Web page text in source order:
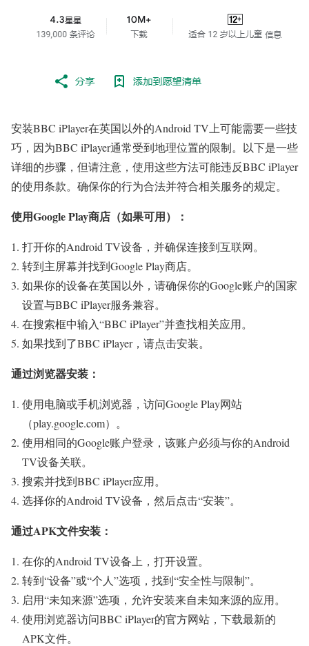
安装BBC iPlayer在英国以外的Android TV上可能需要一些技
巧，因为BBC iPlayer通常受到地理位置的限制。以下是一些
详细的步骤，但请注意，使用这些方法可能违反BBC iPlayer
的使用条款。确保你的行为合法并符合相关服务的规定。
使用Google Play商店（如果可用）：
打开你的Android TV设备，并确保连接到互联网。
转到主屏幕并找到Google Play商店。
如果你的设备在英国以外，请确保你的Google账户的国家
设置与BBC iPlayer服务兼容。
在搜索框中输入“BBC iPlayer”并查找相关应用。
如果找到了BBC iPlayer，请点击安装。
通过浏览器安装：
使用电脑或手机浏览器，访问Google Play网站
（play.google.com）。
使用相同的Google账户登录，该账户必须与你的Android
TV设备关联。
搜索并找到BBC iPlayer应用。
选择你的Android TV设备，然后点击“安装”。
通过APK文件安装：
在你的Android TV设备上，打开设置。
转到“设备”或“个人”选项，找到“安全性与限制”。
启用“未知来源”选项，允许安装来自未知来源的应用。
使用浏览器访问BBC iPlayer的官方网站，下载最新的
APK文件。